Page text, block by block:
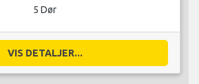
5 Dør
VIS DETALJER...